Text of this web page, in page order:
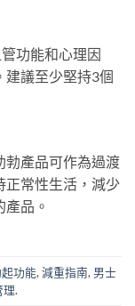
功能和心理因
建議至少堅持3個
勃產品可作為過渡
正常性生活，減少
品。
功能, 減重指南, 男士
理.